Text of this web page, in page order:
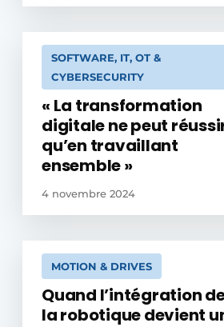
SOFTWARE, IT, OT &
CYBERSECURITY
« La transformation
digitale ne peut
qu’en travaillant
ensemble »
4 novembre 2024
MOTION & DRIVES
Quand l’intégration
la robotique devient